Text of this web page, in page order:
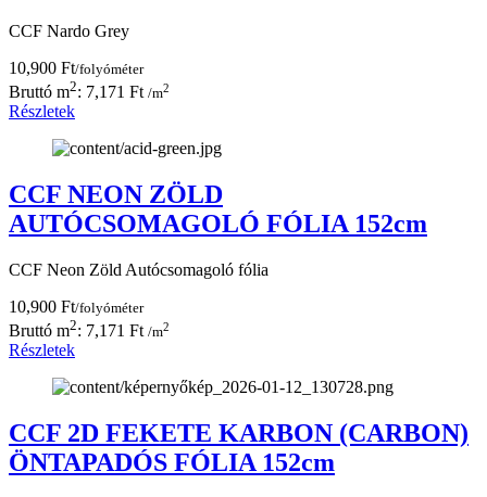
CCF Nardo Grey
10,900 Ft/folyóméter
Bruttó m2: 7,171 Ft /m2
Részletek
CCF NEON ZÖLD
AUTÓCSOMAGOLÓ FÓLIA 152cm
CCF Neon Zöld Autócsomagoló fólia
10,900 Ft/folyóméter
Bruttó m2: 7,171 Ft /m2
Részletek
CCF 2D FEKETE KARBON (CARBON)
ÖNTAPADÓS FÓLIA 152cm